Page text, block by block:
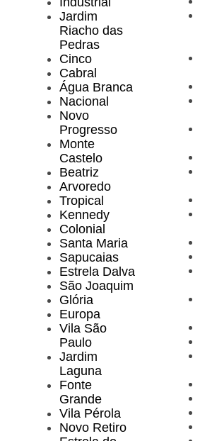
Jardim
Riacho das
Pedras
Cinco
Cabral
Água Branca
Nacional
Novo
Progresso
Monte
Castelo
Beatriz
Arvoredo
Tropical
Kennedy
Colonial
Santa Maria
Sapucaias
Estrela Dalva
São Joaquim
Glória
Europa
Vila São
Paulo
Jardim
Laguna
Fonte
Grande
Vila Pérola
Novo Retiro